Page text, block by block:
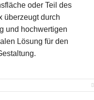
oder Teil des
überzeugt durch
und hochwertigen
Lösung für den